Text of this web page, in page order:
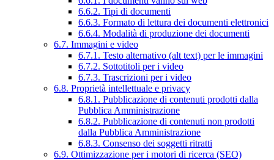
6.6.2. Tipi di documenti
6.6.3. Formato di lettura dei documenti elettronici
6.6.4. Modalità di produzione dei documenti
6.7. Immagini e video
6.7.1. Testo alternativo (alt text) per le immagini
6.7.2. Sottotitoli per i video
6.7.3. Trascrizioni per i video
6.8. Proprietà intellettuale e privacy
6.8.1. Pubblicazione di contenuti prodotti dalla
Pubblica Amministrazione
6.8.2. Pubblicazione di contenuti non prodotti
dalla Pubblica Amministrazione
6.8.3. Consenso dei soggetti ritratti
6.9. Ottimizzazione per i motori di ricerca (SEO)